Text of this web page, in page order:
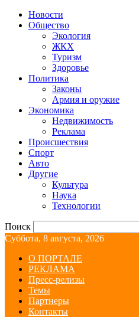
Новости
Общество
Экология
ЖКХ
Туризм
Здоровье
Политика
Законы
Армия и оружие
Экономика
Недвижимость
Реклама
Происшествия
Спорт
Авто
Другие
Культура
Наука
Технологии
Поиск
Суббота, 8 августа, 2026
О ПОРТАЛЕ
РЕКЛАМА
Пресс-релизы
Темы
Партнеры
Контакты